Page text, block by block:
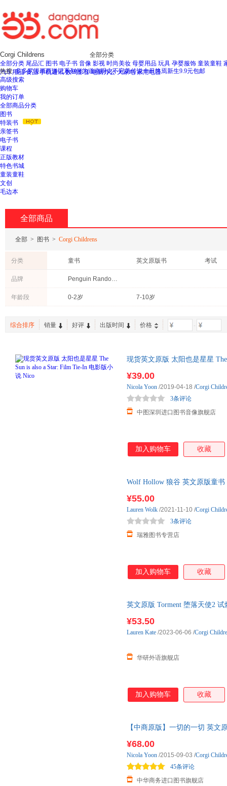
全部分类
全部分类 尾品汇 图书 电子书 音像 影视 时尚美妆 母婴用品 玩具 孕婴服饰 童装童鞋
汽车用品 食品 手机通讯 数码影音 电脑办公 大家电 家用电器
热搜:多多罗漫画西游记系列何为道南明史不完美传说十日终焉新生9.9元包邮
高级搜索
购物车
我的订单
全部商品分类
图书
特装书
亲签书
电子书
课程
正版教材
特色书城
童装童鞋
文创
毛边本
全部商品
全部 > 图书 > Corgi Childrens
分类 童书 英文原版书 考试
品牌 Penguin Random House
年龄段 0-2岁 7-10岁
综合排序 销量 好评 出版时间 价格 -
现货英文原版 太阳也是星星
¥39.00
中图深圳进口图书音像旗舰店
3条评论
Nicola Yoon /2019-04-18 /Corgi
加入购物车 收藏
Wolf Hollow 狼谷 英文原版童
¥55.00
瑞雅图书专营店
3条评论
Lauren Wolk /2021-11-10 /Corgi
加入购物车 收藏
英文原版 Torment 堕落天使2
¥53.50
华研外语旗舰店
Lauren Kate /2023-06-06 /Corgi
加入购物车 收藏
【中商原版】一切的一切 英文
¥68.00
中华商务进口图书旗舰店
45条评论
Nicola Yoon /2015-09-03 /Corgi